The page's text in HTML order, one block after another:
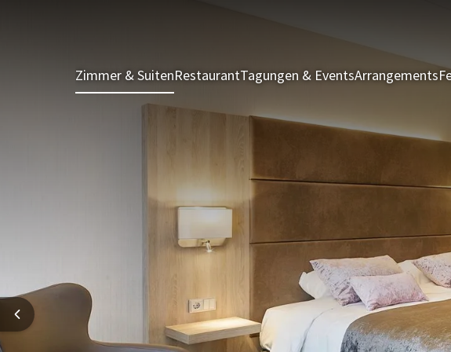
Zimmer & SuitenRestaurantTagungen & EventsArrangements